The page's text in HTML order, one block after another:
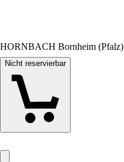
HORNBACH Bornheim (Pfalz)
Nicht reservierbar